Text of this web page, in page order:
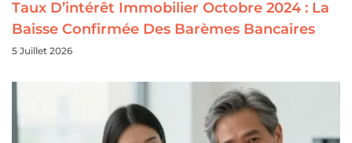
Taux D’intérêt Immobilier Octobre 2024 : La
Baisse Confirmée Des Barèmes Bancaires
5 Juillet 2026